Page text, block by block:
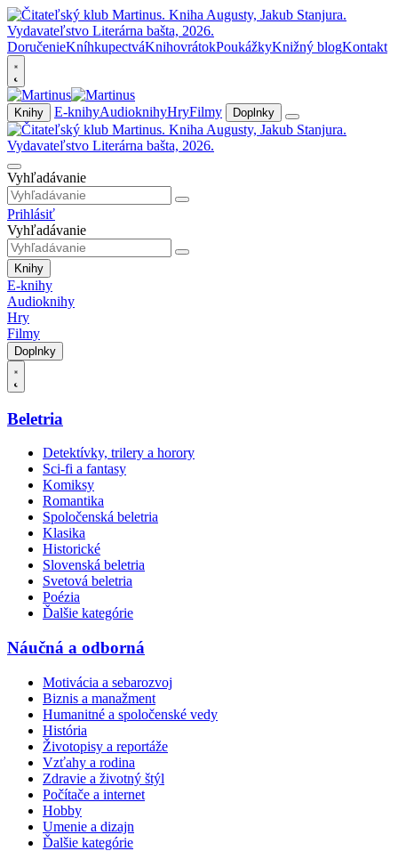
DoručenieKníhkupectváKnihovrátokPoukážkyKnižný blogKontakt
Knihy E-knihyAudioknihyHryFilmy Doplnky
Vyhľadávanie
Prihlásiť
Vyhľadávanie
Knihy
E-knihy
Audioknihy
Hry
Filmy
Doplnky
Beletria
Detektívky, trilery a horory
Sci-fi a fantasy
Komiksy
Romantika
Spoločenská beletria
Klasika
Historické
Slovenská beletria
Svetová beletria
Poézia
Ďalšie kategórie
Náučná a odborná
Motivácia a sebarozvoj
Biznis a manažment
Humanitné a spoločenské vedy
História
Životopisy a reportáže
Vzťahy a rodina
Zdravie a životný štýl
Počítače a internet
Hobby
Umenie a dizajn
Ďalšie kategórie